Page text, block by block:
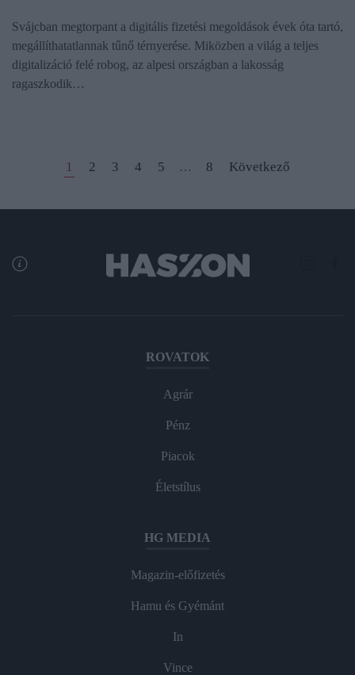
Svájcban megtorpant a digitális fizetési megoldások évek óta tartó,
megállíthatatlannak tűnő térnyerése. Miközben a világ a teljes
digitalizáció felé robog, az alpesi országban a lakosság
ragaszkodik…
1 2 3 4 5 … 8 Következő
ROVATOK
Agrár
Pénz
Piacok
Életstílus
HG MEDIA
Magazin-előfizetés
Hamu és Gyémánt
In
Vince